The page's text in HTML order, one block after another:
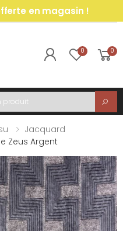
en magasin !
0 0
Jacquard
Zeus Argent